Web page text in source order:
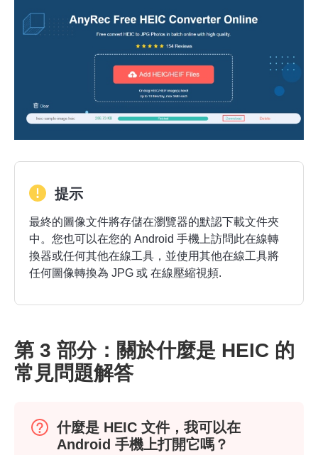
提示
最終的圖像文件將存儲在瀏覽器的默認下載文件夾
中。您也可以在您的 Android 手機上訪問此在線轉
換器或任何其他在線工具，並使用其他在線工具將
任何圖像轉換為 JPG 或 在線壓縮視頻.
第 3 部分：關於什麼是 HEIC 的
常見問題解答
什麼是 HEIC 文件，我可以在
Android 手機上打開它嗎？